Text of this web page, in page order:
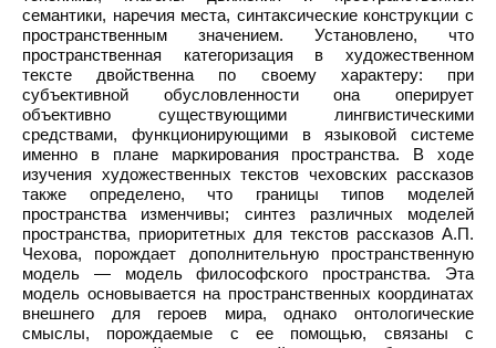
семантики, наречия места, синтаксические конструкции с
пространственным значением. Установлено, что
пространственная категоризация в художественном
тексте двойственна по своему характеру: при
субъективной обусловленности она оперирует
объективно существующими лингвистическими
средствами, функционирующими в языковой системе
именно в плане маркирования пространства. В ходе
изучения художественных текстов чеховских рассказов
также определено, что границы типов моделей
пространства изменчивы; синтез различных моделей
пространства, приоритетных для текстов рассказов А.П.
Чехова, порождает дополнительную пространственную
модель — модель философского пространства. Эта
модель основывается на пространственных координатах
внешнего для героев мира, однако онтологические
смыслы, порождаемые с ее помощью, связаны с